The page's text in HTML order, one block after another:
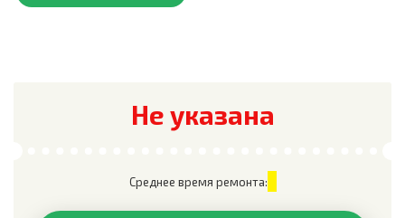
Не указана
Среднее время ремонта: